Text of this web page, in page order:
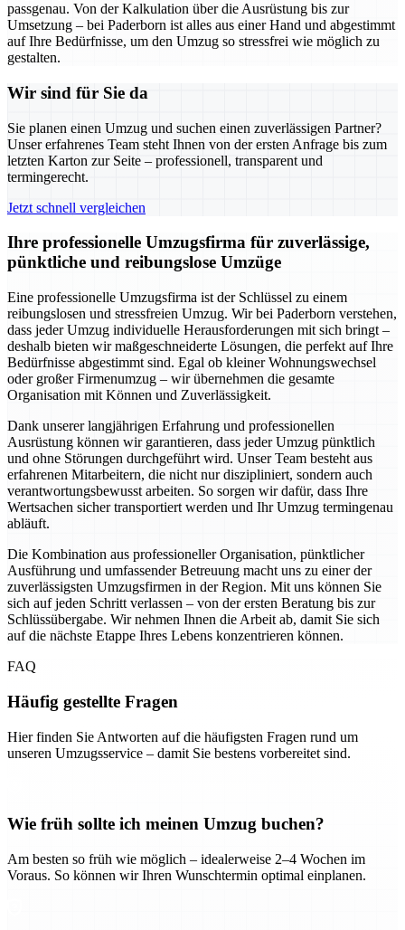
passgenau. Von der Kalkulation über die Ausrüstung bis zur
Umsetzung – bei Paderborn ist alles aus einer Hand und abgestimmt
auf Ihre Bedürfnisse, um den Umzug so stressfrei wie möglich zu
gestalten.
Wir sind für Sie da
Sie planen einen Umzug und suchen einen zuverlässigen Partner?
Unser erfahrenes Team steht Ihnen von der ersten Anfrage bis zum
letzten Karton zur Seite – professionell, transparent und
termingerecht.
Jetzt schnell vergleichen
Ihre professionelle Umzugsfirma für zuverlässige,
pünktliche und reibungslose Umzüge
Eine professionelle Umzugsfirma ist der Schlüssel zu einem
reibungslosen und stressfreien Umzug. Wir bei Paderborn verstehen,
dass jeder Umzug individuelle Herausforderungen mit sich bringt –
deshalb bieten wir maßgeschneiderte Lösungen, die perfekt auf Ihre
Bedürfnisse abgestimmt sind. Egal ob kleiner Wohnungswechsel
oder großer Firmenumzug – wir übernehmen die gesamte
Organisation mit Können und Zuverlässigkeit.
Dank unserer langjährigen Erfahrung und professionellen
Ausrüstung können wir garantieren, dass jeder Umzug pünktlich
und ohne Störungen durchgeführt wird. Unser Team besteht aus
erfahrenen Mitarbeitern, die nicht nur diszipliniert, sondern auch
verantwortungsbewusst arbeiten. So sorgen wir dafür, dass Ihre
Wertsachen sicher transportiert werden und Ihr Umzug termingenau
abläuft.
Die Kombination aus professioneller Organisation, pünktlicher
Ausführung und umfassender Betreuung macht uns zu einer der
zuverlässigsten Umzugsfirmen in der Region. Mit uns können Sie
sich auf jeden Schritt verlassen – von der ersten Beratung bis zur
Schlüssübergabe. Wir nehmen Ihnen die Arbeit ab, damit Sie sich
auf die nächste Etappe Ihres Lebens konzentrieren können.
FAQ
Häufig gestellte Fragen
Hier finden Sie Antworten auf die häufigsten Fragen rund um
unseren Umzugsservice – damit Sie bestens vorbereitet sind.
Wie früh sollte ich meinen Umzug buchen?
Am besten so früh wie möglich – idealerweise 2–4 Wochen im
Voraus. So können wir Ihren Wunschtermin optimal einplanen.